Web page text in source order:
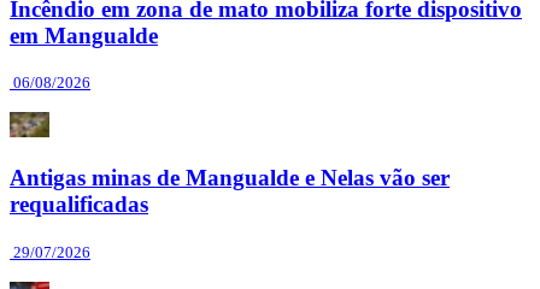
Incêndio em zona de mato mobiliza forte dispositivo
em Mangualde
06/08/2026
Antigas minas de Mangualde e Nelas vão ser
requalificadas
29/07/2026